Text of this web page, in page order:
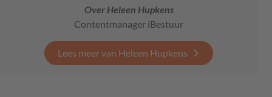
Over Heleen Hupkens
Contentmanager iBestuur
Lees meer van Heleen Hupkens